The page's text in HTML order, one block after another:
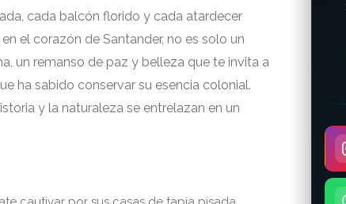
cada balcón florido y cada atardecer
el corazón de Santander, no es solo un
un remanso de paz y belleza que te invita a
ha sabido conservar su esencia colonial.
y la naturaleza se entrelazan en un